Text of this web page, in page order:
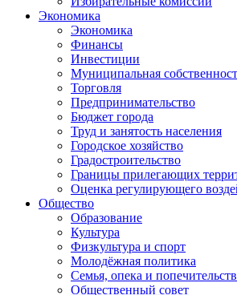
Экономика
Экономика
Финансы
Инвестиции
Муниципальная
Торговля
Предпринимательство
Бюджет города
Труд и занятость населения
Городское хозяйство
Градостроительство
Границы прилегающих
Оценка регулирующего
Общество
Образование
Культура
Физкультура и спорт
Молодёжная политика
Семья, опека и
Общественный совет